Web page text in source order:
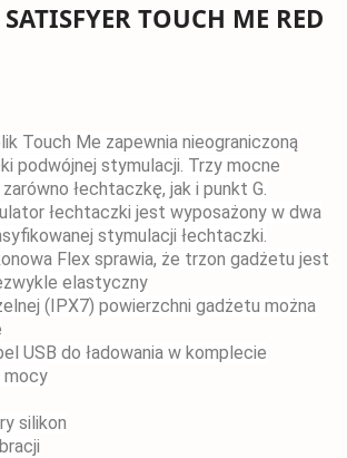
TOUCH ME RED
Touch Me zapewnia nieograniczoną
podwójnej stymulacji. Trzy mocne
łechtaczkę, jak i punkt G.
łechtaczki jest wyposażony w dwa
stymulacji łechtaczki.
Flex sprawia, że trzon gadżetu jest
elastyczny
(IPX7) powierzchni gadżetu można
USB do ładowania w komplecie
mocy
silikon